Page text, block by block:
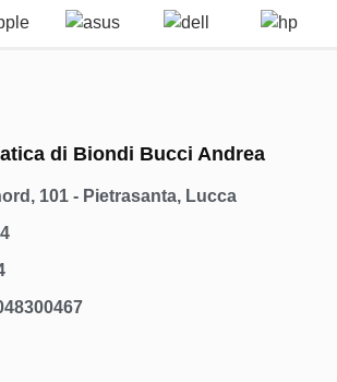
di Biondi Bucci Andrea
101 - Pietrasanta, Lucca